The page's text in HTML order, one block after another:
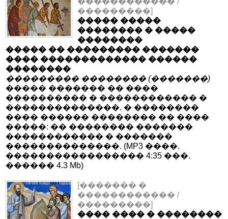
���������]
����� �����
�������� � �����
��������
����� �� ��������� �������
���� ������������� ������
��������
��������� �������� (�������)
����� ������� �� ����
���������� � ������������ �
��������������. � ��������
���� ������ �������� �� ����
�����: �� �������� �������
������������ � �������
��������������. (MP3 ����.
����������������� 4:35 ���.
������ 4.3 Mb)
[������� �
������������ /
���������]
���� ���� � ��������